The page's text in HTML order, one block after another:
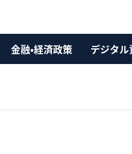
金融・経済政策 デジタル